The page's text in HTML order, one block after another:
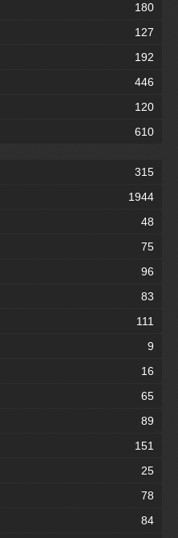
180
127
192
446
120
610
315
1944
48
75
96
83
111
9
16
65
89
151
25
78
84